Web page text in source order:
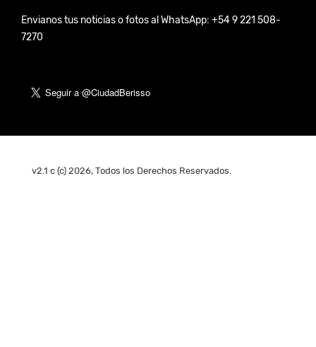
Envianos tus noticias o fotos al WhatsApp: +54 9 221 508-
7270
v2.1 c (c) 2026, Todos los Derechos Reservados.